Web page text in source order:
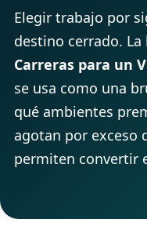
Elegir trabajo por
destino cerrado. La
Carreras para un
se usa como una
qué ambientes
agotan por exceso
permiten convertir